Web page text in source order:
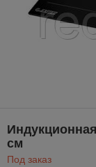
см
Под заказ